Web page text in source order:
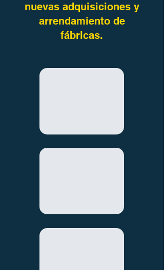
nuevas adquisiciones y
arrendamiento de
fábricas.